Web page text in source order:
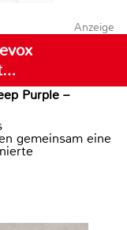
Anzeige
Purple –
gemeinsam eine